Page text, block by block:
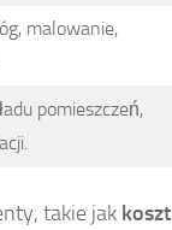
malowanie,
pomieszczeń,
takie jak koszt